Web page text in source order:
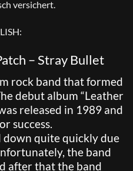
versichert.
– Stray Bullet
rock band that formed
debut album “Leather
released in 1989 and
success.
quite quickly due
the band
after that the band